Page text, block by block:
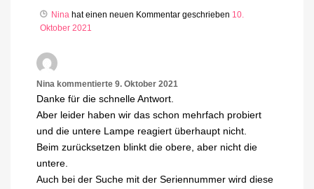
Nina hat einen neuen Kommentar geschrieben 10.
Oktober 2021
Nina kommentierte 9. Oktober 2021
Danke für die schnelle Antwort.
Aber leider haben wir das schon mehrfach probiert
und die untere Lampe reagiert überhaupt nicht.
Beim zurücksetzen blinkt die obere, aber nicht die
untere.
Auch bei der Suche mit der Seriennummer wird diese